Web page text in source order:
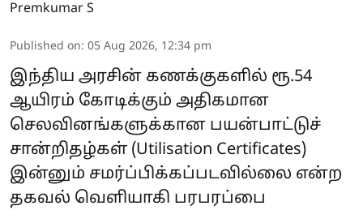
Premkumar S
Published on: 05 Aug 2026, 12:34 pm
இந்திய அரசின் கணக்குகளில் ரூ.54
ஆயிரம் கோடிக்கும் அதிகமான
செலவினங்களுக்கான பயன்பாட்டுச்
சான்றிதழ்கள் (Utilisation Certificates)
இன்னும் சமர்ப்பிக்கப்படவில்லை என்ற
தகவல் வெளியாகி பரபரப்பை